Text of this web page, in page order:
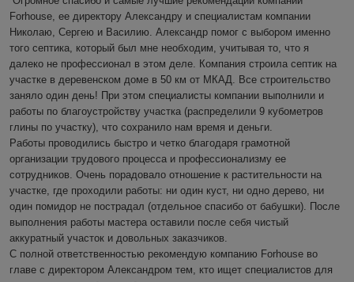
Forhouse, ее директору Александру и специалистам компании
Николаю, Сергею и Василию. Александр помог с выбором именно
того септика, который был мне необходим, учитывая то, что я
далеко не профессионал в этом деле. Компания строила септик на
участке в деревенском доме в 50 км от МКАД. Все строительство
заняло один день! При этом специалисты компании выполнили и
работы по благоустройству участка (распределили 9 кубометров
глины по участку), что сохранило нам время и деньги.
Работы проводились быстро и четко благодаря грамотной
организации трудового процесса и профессионализму ее
сотрудников. Очень порадовало отношение к растительности на
участке, где проходили работы: ни один куст, ни одно дерево, ни
один помидор не пострадал (отдельное спасибо от бабушки). После
выполнения работы мастера оставили после себя чистый
аккуратный участок и довольных заказчиков.
С полной ответственностью рекомендую компанию Forhouse во
главе с директором Александром тем, кто ищет специалистов для